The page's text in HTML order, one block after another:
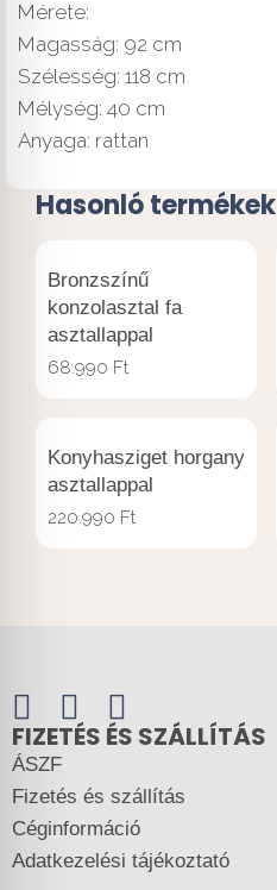
Mérete:
Magasság: 92 cm
Szélesség: 118 cm
Mélység: 40 cm
Anyaga: rattan
Hasonló termékek
Bronzszínű
konzolasztal fa
asztallappal
68.990 Ft
Konyhasziget horgany
asztallappal
220.990 Ft
FIZETÉS ÉS SZÁLLÍTÁS
ÁSZF
Fizetés és szállítás
Céginformáció
Adatkezelési tájékoztató